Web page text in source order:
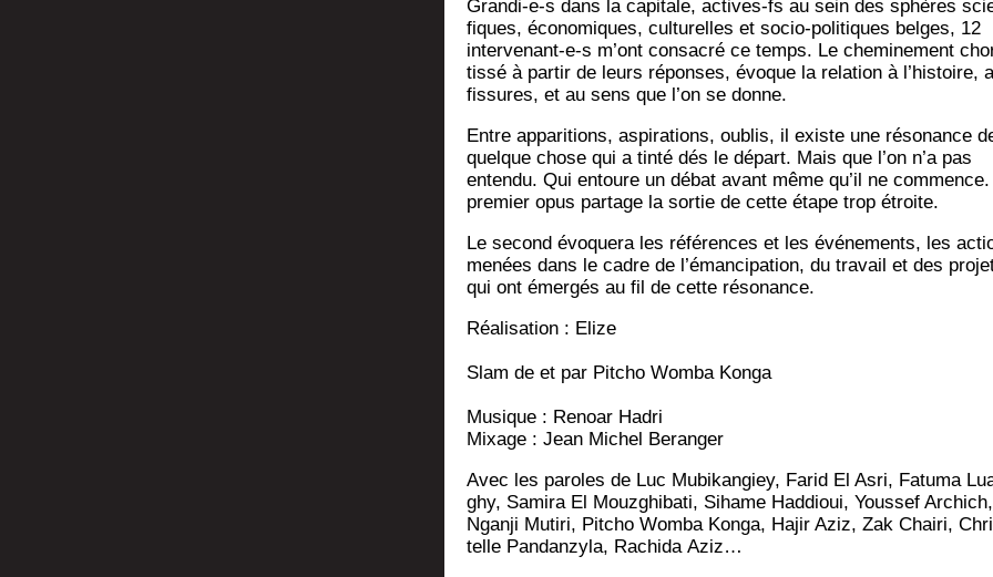
Gran­di-e‑s dans la capi­tale, actives-fs au sein des sphères
fiques, éco­no­miques, cultu­relles et socio-poli­tiques belges, 12
inter­ve­nant-e‑s m’ont consa­cré ce temps. Le che­mi­ne­ment
tis­sé à par­tir de leurs réponses, évoque la rela­tion à l’histoire,
fis­sures, et au sens que l’on se donne.
Entre appa­ri­tions, aspi­ra­tions, oublis, il existe une réso­nance
quelque chose qui a tin­té dés le départ. Mais que l’on n’a pas
enten­du. Qui entoure un débat avant même qu’il ne
pre­mier opus par­tage la sor­tie de cette étape trop étroite.
Le second évo­que­ra les réfé­rences et les évé­ne­ments, les
menées dans le cadre de l’émancipation, du tra­vail et des
qui ont émer­gés au fil de cette résonance.
Réa­li­sa­tion : Elize
Slam de et par Pit­cho Wom­ba Konga
Musique : Renoar Hadri
Mixage : Jean Michel Beranger
Avec les paroles de Luc Mubi­kan­giey, Farid El Asri, Fatu­ma
ghy, Sami­ra El Mouz­ghi­ba­ti, Sihame Had­dioui, Yous­sef Archich,
Ngan­ji Muti­ri, Pit­cho Wom­ba Kon­ga, Hajir Aziz, Zak Chai­ri,
telle Pan­dan­zy­la, Rachi­da Aziz…